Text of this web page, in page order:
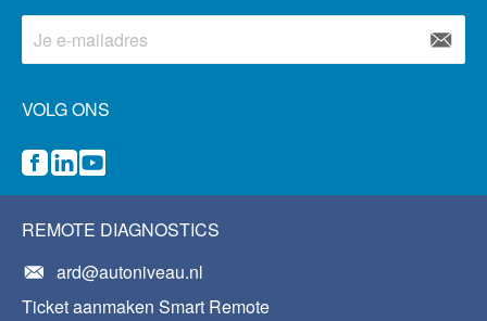
VOLG ONS
REMOTE DIAGNOSTICS
ard@autoniveau.nl
Ticket aanmaken Smart Remote